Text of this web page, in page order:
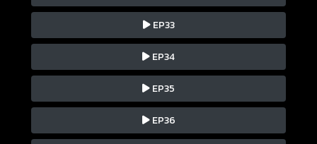
EP33
EP34
EP35
EP36